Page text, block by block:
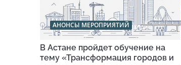
АНОНСЫ МЕРОПРИЯТИЙ
В Астане пройдет обучение на
тему «Трансформация городов и